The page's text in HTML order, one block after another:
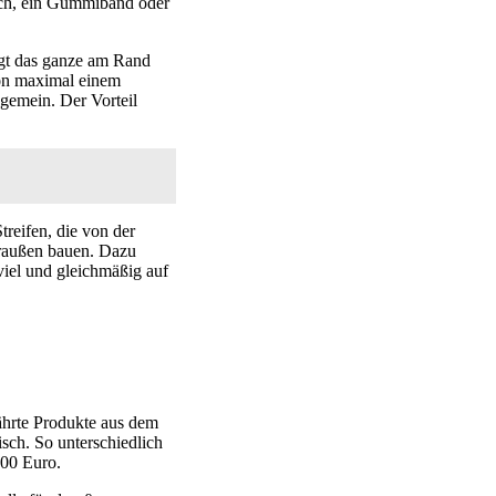
das ganze am Rand
maximal einem
Der Vorteil
die von der
bauen. Dazu
und gleichmäßig auf
Produkte aus dem
So unterschiedlich
Euro.